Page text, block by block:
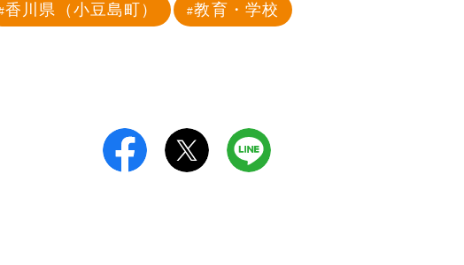
香川県（小豆島町） 教育・学校